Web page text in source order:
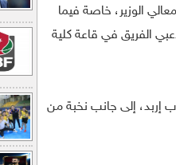
الوزير، خاصة فيما
الفريق في قاعة كلية
إربد، إلى جانب نخبة من